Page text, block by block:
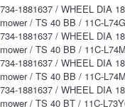
734-1881637 / WHEEL DIA
mower / TS 40 BB / 11C-
734-1881637 / WHEEL DIA
mower / TS 40 BB / 11C-
734-1881637 / WHEEL DIA
mower / TS 40 BB / 11C-
734-1881637 / WHEEL DIA
mower / TS 40 BT / 11C-